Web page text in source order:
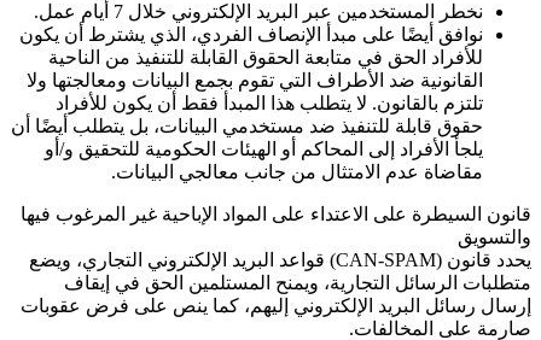
نخطر المستخدمين عبر البريد الإلكتروني خلال 7 أيام عمل.
نوافق أيضًا على مبدأ الإنصاف الفردي، الذي يشترط أن يكون
للأفراد الحق في متابعة الحقوق القابلة للتنفيذ من الناحية
القانونية ضد الأطراف التي تقوم بجمع البيانات ومعالجتها ولا
تلتزم بالقانون. لا يتطلب هذا المبدأ فقط أن يكون للأفراد
حقوق قابلة للتنفيذ ضد مستخدمي البيانات، بل يتطلب أيضًا أن
يلجأ الأفراد إلى المحاكم أو الهيئات الحكومية للتحقيق و/أو
مقاضاة عدم الامتثال من جانب معالجي البيانات.
قانون السيطرة على الاعتداء على المواد الإباحية غير المرغوب فيها
والتسويق
يحدد قانون (CAN-SPAM) قواعد البريد الإلكتروني التجاري، ويضع
متطلبات الرسائل التجارية، ويمنح المستلمين الحق في إيقاف
إرسال رسائل البريد الإلكتروني إليهم، كما ينص على فرض عقوبات
صارمة على المخالفات.